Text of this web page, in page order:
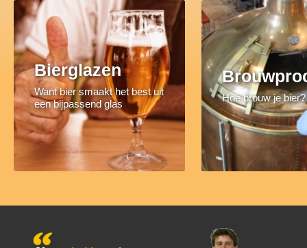
Bierglazen
Want bier smaakt het best uit
een bijpassend glas
Hoe brouw je bier?